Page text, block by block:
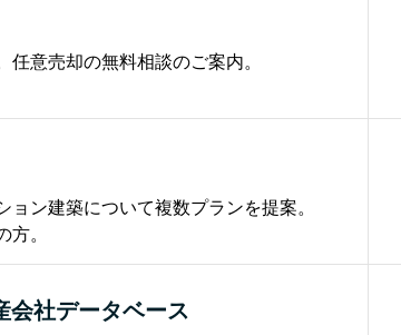
意売却の無料相談のご案内。
ン建築について複数プランを提案。
。
会社データベース